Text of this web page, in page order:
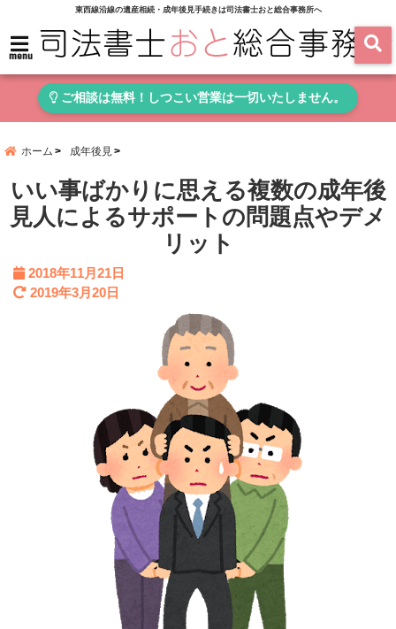
東西線沿線の遺産相続・成年後見手続きは司法書士おと総合事務所へ
menu
ご相談は無料！しつこい営業は一切いたしません。
ホーム 成年後見
いい事ばかりに思える複数の成年後
見人によるサポートの問題点やデメ
リット
2018年11月21日
2019年3月20日